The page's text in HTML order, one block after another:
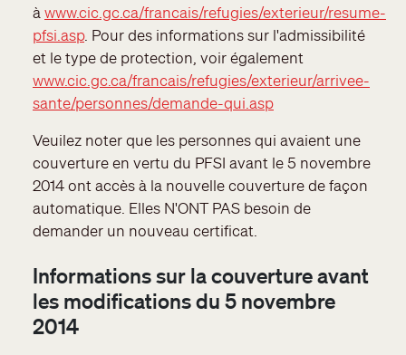
à www.cic.gc.ca/francais/refugies/exterieur/resume-
pfsi.asp. Pour des informations sur l'admissibilité
et le type de protection, voir également
www.cic.gc.ca/francais/refugies/exterieur/arrivee-
sante/personnes/demande-qui.asp
Veuilez noter que les personnes qui avaient une
couverture en vertu du PFSI avant le 5 novembre
2014 ont accès à la nouvelle couverture de façon
automatique. Elles N'ONT PAS besoin de
demander un nouveau certificat.
Informations sur la couverture avant
les modifications du 5 novembre
2014